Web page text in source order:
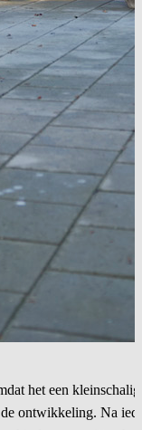
het een
ontwikkeling. Na